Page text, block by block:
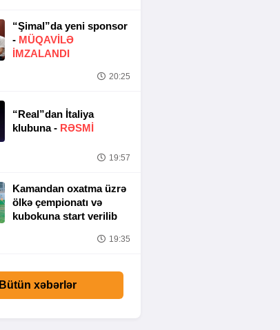
“Şimal”da yeni sponsor
- MÜQAVİLƏ
İMZALANDI
20:25
“Real”dan İtaliya
klubuna - RƏSMİ
19:57
Kamandan oxatma üzrə
ölkə çempionatı və
kubokuna start verilib
19:35
Bütün xəbərlər